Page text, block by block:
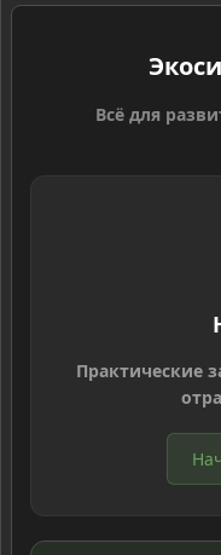
Всё для
Практические